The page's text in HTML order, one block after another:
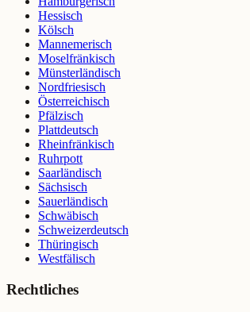
Hessisch
Kölsch
Mannemerisch
Moselfränkisch
Münsterländisch
Nordfriesisch
Österreichisch
Pfälzisch
Plattdeutsch
Rheinfränkisch
Ruhrpott
Saarländisch
Sächsisch
Sauerländisch
Schwäbisch
Schweizerdeutsch
Thüringisch
Westfälisch
Rechtliches